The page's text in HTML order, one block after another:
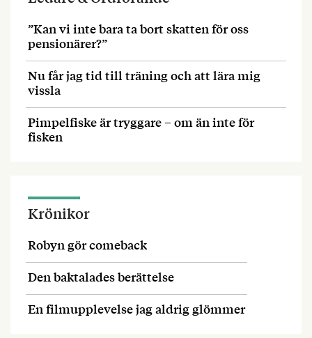
”Kan vi inte bara ta bort skatten för oss
pensionärer?”
Nu får jag tid till träning och att lära mig
vissla
Pimpelfiske är tryggare – om än inte för
fisken
Krönikor
Robyn gör comeback
Den baktalades berättelse
En filmupplevelse jag aldrig glömmer